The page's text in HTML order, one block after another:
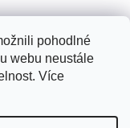
pohodlné
webu neustále
Více